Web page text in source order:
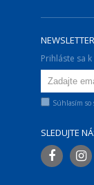
NEWSLETTER
Prihláste sa
Súhlasím so
SLEDUJTE